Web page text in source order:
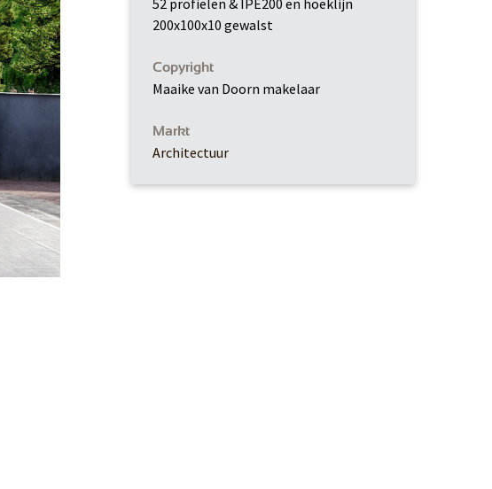
200x100x10 gewalst
Copyright
Maaike van Doorn makelaar
Markt
Architectuur